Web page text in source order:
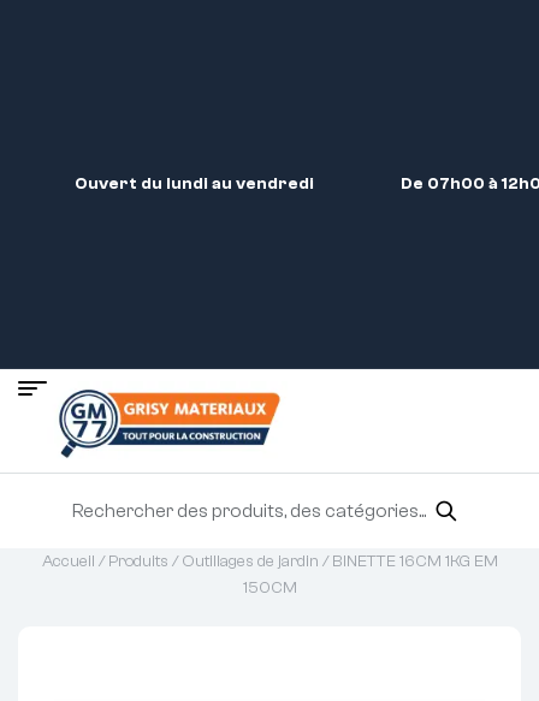
Ouvert du lundi au vendredi De 07h00 à
Accueil /Produits /Outillages de jardin / BINETTE 16CM 1KG EM
150CM